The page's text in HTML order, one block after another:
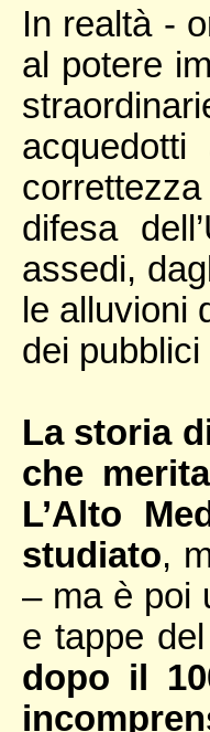
In realtà -
al potere
difesa
assedi,
le alluvioni
dei
La storia
che
L’Alto
studiato,
– ma è poi
e tappe
dopo il